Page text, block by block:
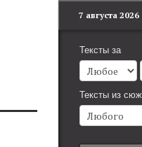
7 августа 2026
Тексты за
Тексты из